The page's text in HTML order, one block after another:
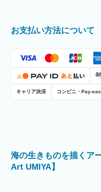
お支払い方法について
キャリア決済 コンビニ・Pay-
海の生きものを描くア
Art UMIYA】